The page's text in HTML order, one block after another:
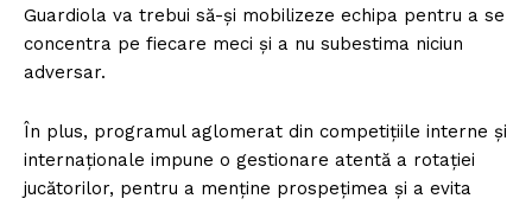
Guardiola va trebui să-și mobilizeze echipa pentru a se
concentra pe fiecare meci și a nu subestima niciun
adversar.
În plus, programul aglomerat din competițiile interne și
internaționale impune o gestionare atentă a rotației
jucătorilor, pentru a menține prospețimea și a evita